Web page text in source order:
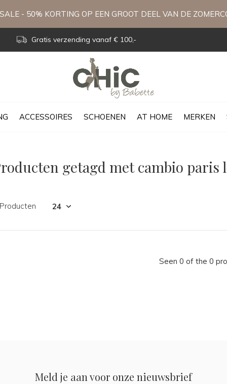
ACCESSOIRES SCHOENEN AT HOME MERKEN
Gratis verzending vanaf € 100,-
- 50% KORTING OP EEN GROOT DEEL VAN DE
getagd met cambio paris
Seen 0 of the 0
Meld je aan voor onze nieuwsbrief